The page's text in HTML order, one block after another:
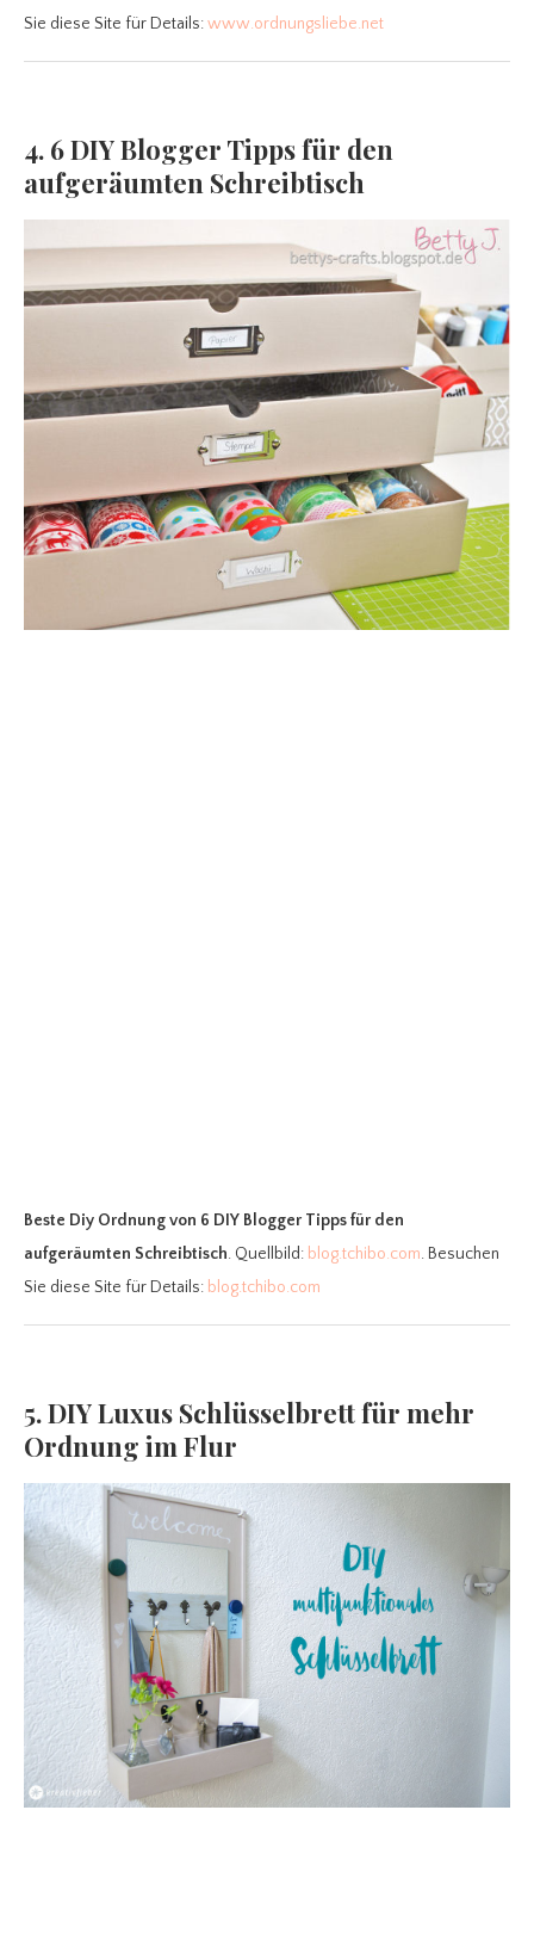
Sie diese Site für Details:www.ordnungsliebe.net
4. 6 DIY Blogger Tipps für den
aufgeräumten Schreibtisch
Beste Diy Ordnungvon 6 DIY Blogger Tipps für den
aufgeräumten Schreibtisch. Quellbild: blog.tchibo.com. Besuchen
Sie diese Site für Details: blog.tchibo.com
5. DIY Luxus Schlüsselbrett für mehr
Ordnung im Flur